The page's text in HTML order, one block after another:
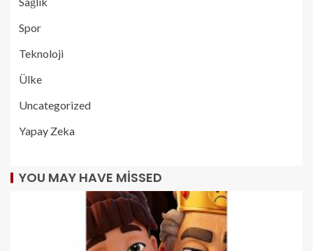
Spor
Teknoloji
Ülke
Uncategorized
Yapay Zeka
YOU MAY HAVE MISSED